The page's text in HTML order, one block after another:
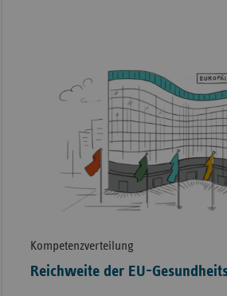
Kompetenzverteilung
Reichweite der EU-